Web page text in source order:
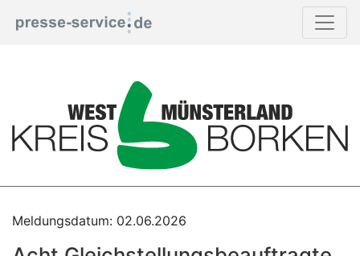
Meldungsdatum: 02.06.2026